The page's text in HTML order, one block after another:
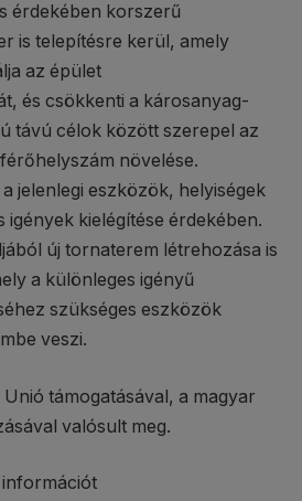
érdekében korszerű
is telepítésre kerül, amely
az épület
és csökkenti a károsanyag-
távú célok között szerepel az
növelése.
jelenlegi eszközök, helyiségek
igények kielégítése érdekében.
új tornaterem létrehozása is
a különleges igényű
szükséges eszközök
veszi.
támogatásával, a magyar
valósult meg.